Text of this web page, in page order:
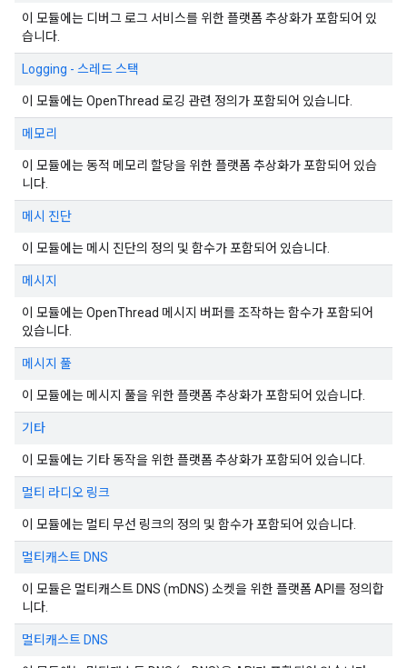
이 모듈에는 디버그 로그 서비스를 위한 플랫폼 추상화가 포함되어 있
습니다.
Logging - 스레드 스택
이 모듈에는 OpenThread 로깅 관련 정의가 포함되어 있습니다.
메모리
이 모듈에는 동적 메모리 할당을 위한 플랫폼 추상화가 포함되어 있습
니다.
메시 진단
이 모듈에는 메시 진단의 정의 및 함수가 포함되어 있습니다.
메시지
이 모듈에는 OpenThread 메시지 버퍼를 조작하는 함수가 포함되어
있습니다.
메시지 풀
이 모듈에는 메시지 풀을 위한 플랫폼 추상화가 포함되어 있습니다.
기타
이 모듈에는 기타 동작을 위한 플랫폼 추상화가 포함되어 있습니다.
멀티 라디오 링크
이 모듈에는 멀티 무선 링크의 정의 및 함수가 포함되어 있습니다.
멀티캐스트 DNS
이 모듈은 멀티캐스트 DNS (mDNS) 소켓을 위한 플랫폼 API를 정의합
니다.
멀티캐스트 DNS